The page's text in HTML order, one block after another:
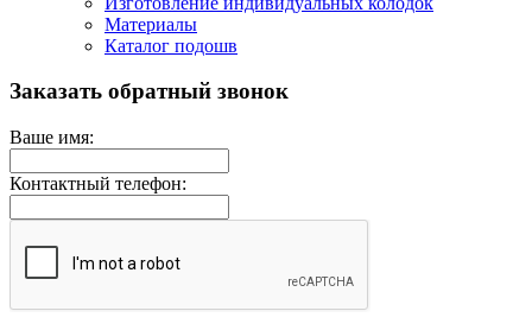
Материалы
Каталог подошв
Заказать обратный звонок
Ваше имя:
Контактный телефон: